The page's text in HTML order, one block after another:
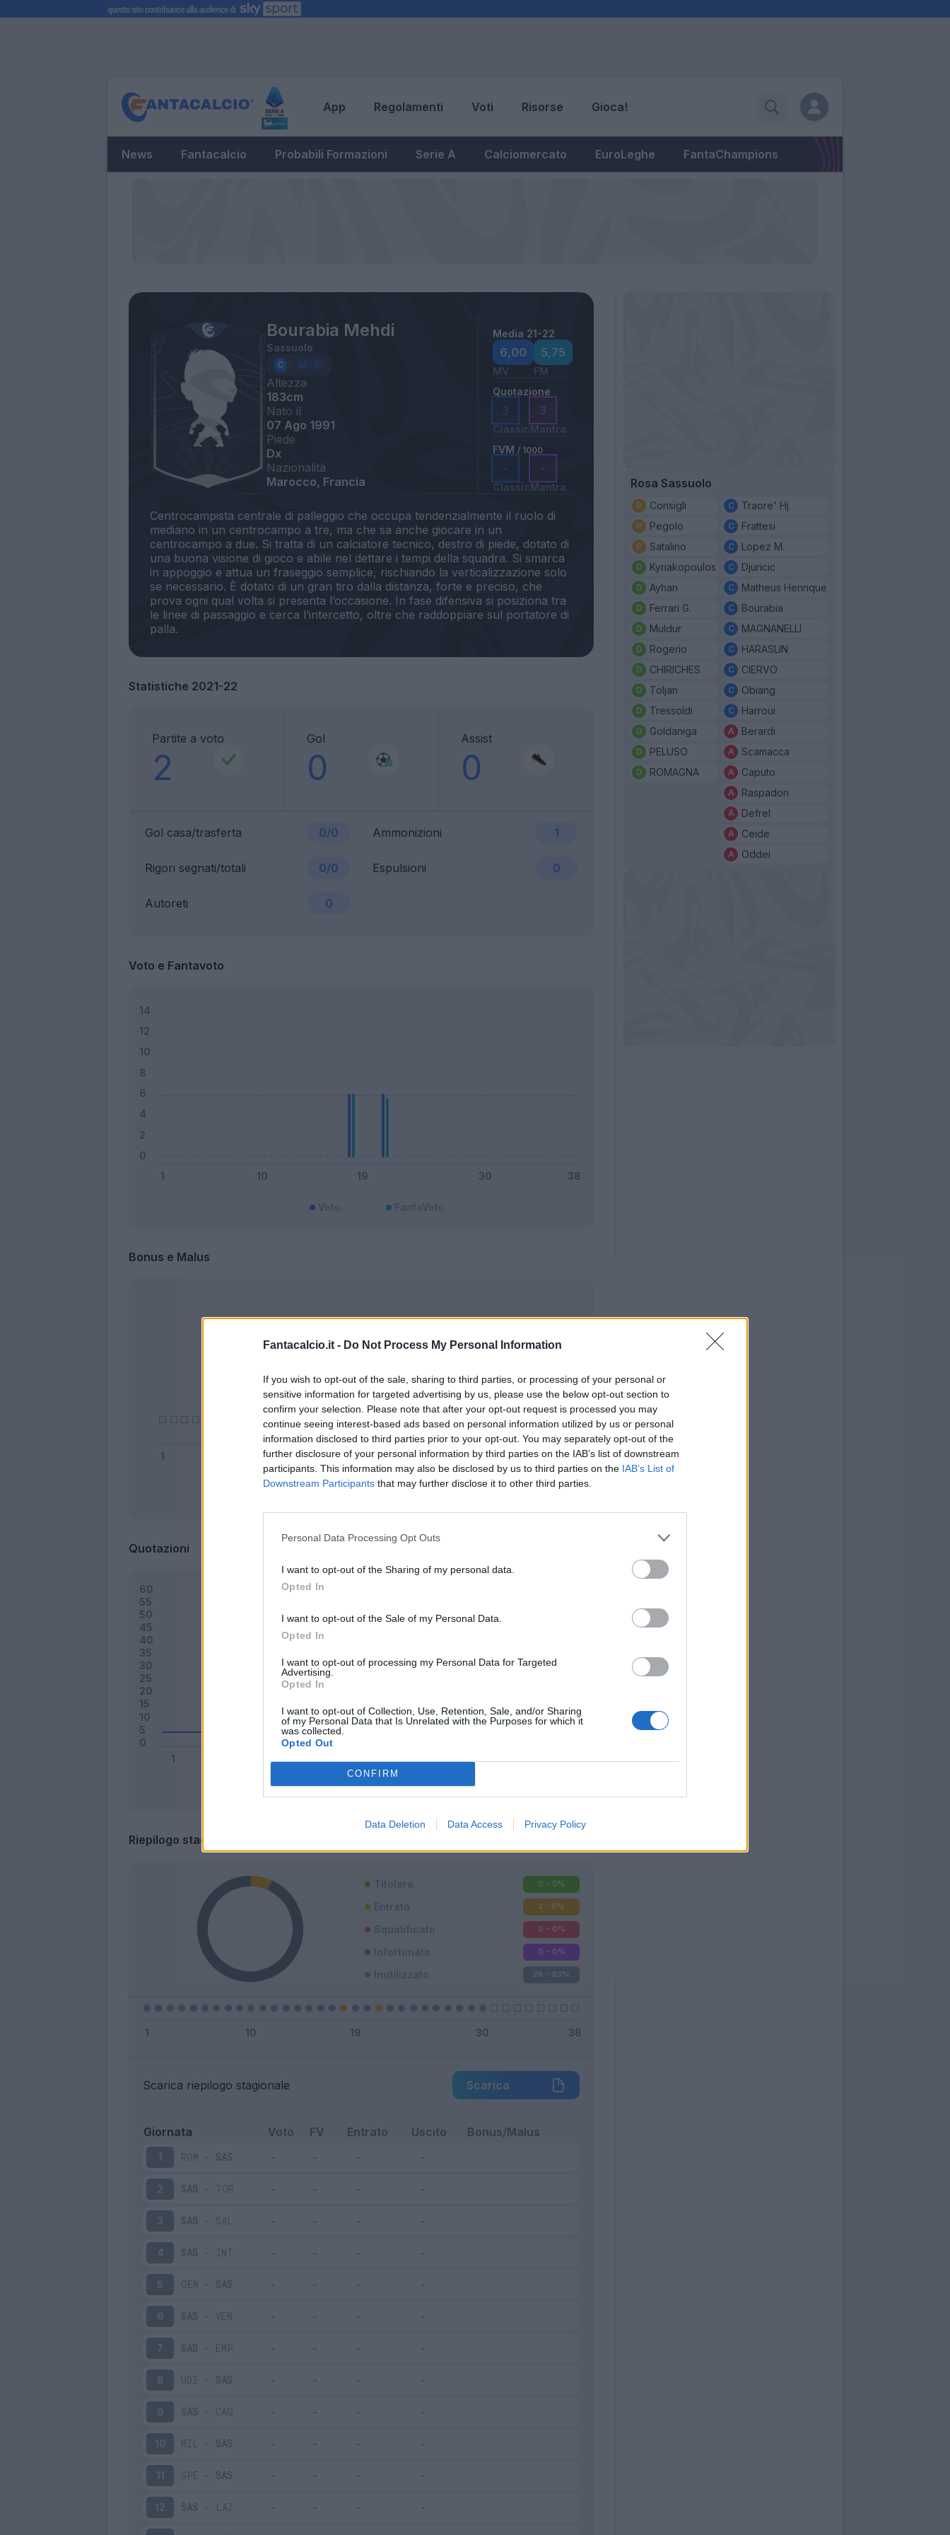
Fantacalcio.it - Do Not Process My Personal Information
If you wish to opt-out of the sale, sharing to third parties, or processing of your personal or
sensitive information for targeted advertising by us, please use the below opt-out section to
confirm your selection. Please note that after your opt-out request is processed you may
continue seeing interest-based ads based on personal information utilized by us or personal
information disclosed to third parties prior to your opt-out. You may separately opt-out of the
further disclosure of your personal information by third parties on the IAB’s list of downstream
participants. This information may also be disclosed by us to third parties on the IAB’s List of
Downstream Participants that may further disclose it to other third parties.
Personal Data Processing Opt Outs
I want to opt-out of the Sharing of my personal data.
Opted In
I want to opt-out of the Sale of my Personal Data.
Opted In
I want to opt-out of processing my Personal Data for Targeted
Advertising.
Opted In
I want to opt-out of Collection, Use, Retention, Sale, and/or Sharing
of my Personal Data that Is Unrelated with the Purposes for which it
was collected.
Opted Out
CONFIRM
Data Deletion Data Access Privacy Policy
App Regolamenti Voti Risorse Gioca!
News Fantacalcio Probabili Formazioni Serie A Calciomercato EuroLeghe FantaChampions
Bourabia Mehdi
Sassuolo
Altezza
183cm
Nato il
07 Ago 1991
Piede
Dx
Nazionalità
Marocco, Francia
Media 21-22
6,00
MV
5,75
FM
Quotazione
3
Classic
3
Mantra
FVM / 1000
-
Classic
-
Mantra
Centrocampista centrale di palleggio che occupa tendenzialmente il ruolo di
mediano in un centrocampo a tre, ma che sa anche giocare in un
centrocampo a due. Si tratta di un calciatore tecnico, destro di piede, dotato di
una buona visione di gioco e abile nel dettare i tempi della squadra. Si smarca
in appoggio e attua un fraseggio semplice, rischiando la verticalizzazione solo
se necessario. È dotato di un gran tiro dalla distanza, forte e preciso, che
prova ogni qual volta si presenta l’occasione. In fase difensiva si posiziona tra
le linee di passaggio e cerca l’intercetto, oltre che raddoppiare sul portatore di
Statistiche 2021-22
Partite a voto
2
Gol
0
Assist
0
Gol casa/trasferta 0/0 Ammonizioni 1
Rigori segnati/totali 0/0 Espulsioni 0
Autoreti 0
Voto e Fantavoto
Bonus e Malus
Quotazioni
Classic Mantra
Riepilogo stagione
Titolare 0 - 0%
Entrato 2 - 6%
Squalificato 0 - 0%
Infortunato 0 - 0%
Inutilizzato 28 - 93%
Scarica riepilogo stagionale Scarica
Giornata Voto FV Entrato Uscito Bonus/Malus
1 ROM - SAS
2 SAS - TOR
3 SAS - SAL
4 SAS - INT
5 GEN - SAS
6 SAS - VEN
7 SAS - EMP
8 UDI - SAS
9 SAS - CAG
10 MIL - SAS
11 SPE - SAS
12 SAS - LAZ
Rosa Sassuolo
Consigli
Pegolo
Satalino
Kyriakopoulos
Ayhan
Ferrari G.
Muldur
Rogerio
CHIRICHES
Toljan
Tressoldi
Goldaniga
PELUSO
ROMAGNA
Traore' Hj.
Frattesi
Lopez M.
Djuricic
Matheus Henrique
Bourabia
MAGNANELLI
HARASLIN
CIERVO
Obiang
Harroui
Berardi
Scamacca
Caputo
Raspadori
Defrel
Ceide
Oddei